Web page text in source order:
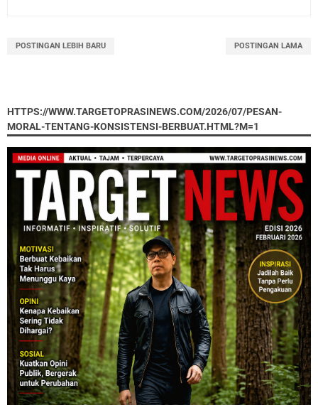
POSTINGAN LEBIH BARU POSTINGAN LAMA
HTTPS://WWW.TARGETOPRASINEWS.COM/2026/07/PESAN-
MORAL-TENTANG-KONSISTENSI-BERBUAT.HTML?M=1